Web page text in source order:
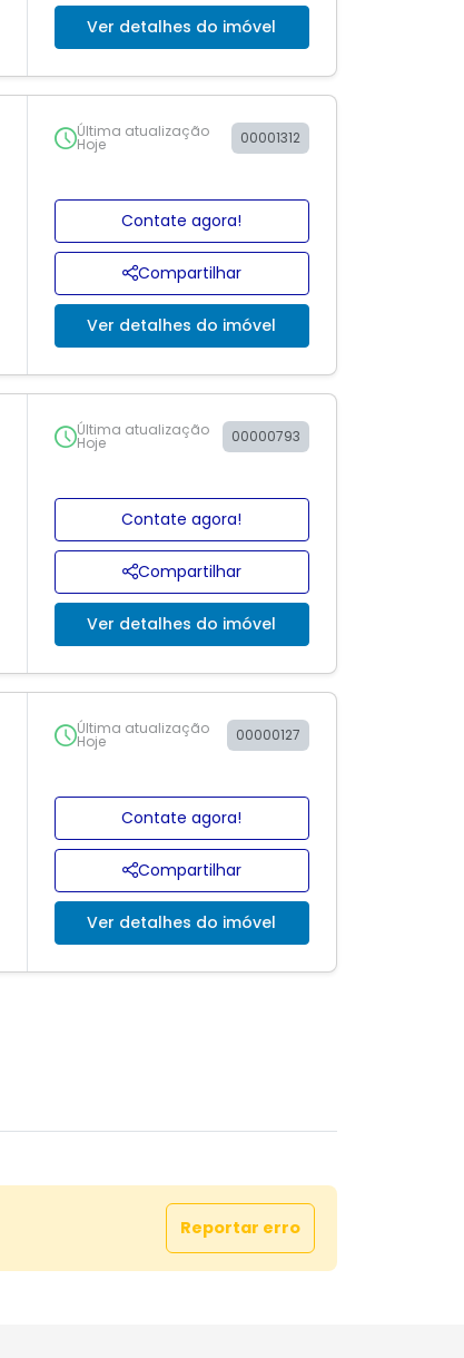
Ver detalhes do imóvel
Última atualização
Hoje 00001312
Contate agora!
Compartilhar
Ver detalhes do imóvel
Última atualização
Hoje 00000793
Contate agora!
Compartilhar
Ver detalhes do imóvel
Última atualização
Hoje 00000127
Contate agora!
Compartilhar
Ver detalhes do imóvel
Reportar erro